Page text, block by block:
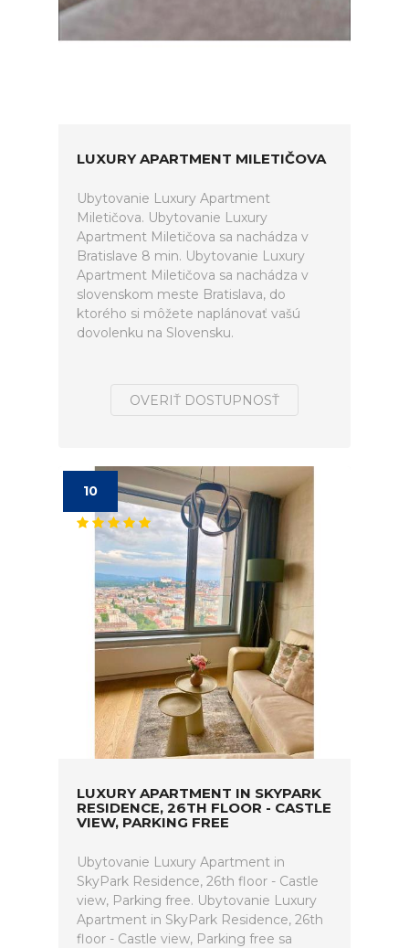
LUXURY APARTMENT MILETIČOVA
Ubytovanie Luxury Apartment
Miletičova. Ubytovanie Luxury
Apartment Miletičova sa nachádza v
Bratislave 8 min. Ubytovanie Luxury
Apartment Miletičova sa nachádza v
slovenskom meste Bratislava, do
ktorého si môžete naplánovať vašú
dovolenku na Slovensku.
OVERIŤ DOSTUPNOSŤ
10
LUXURY APARTMENT IN SKYPARK
RESIDENCE, 26TH FLOOR - CASTLE
VIEW, PARKING FREE
Ubytovanie Luxury Apartment in
SkyPark Residence, 26th floor - Castle
view, Parking free. Ubytovanie Luxury
Apartment in SkyPark Residence, 26th
floor - Castle view, Parking free sa